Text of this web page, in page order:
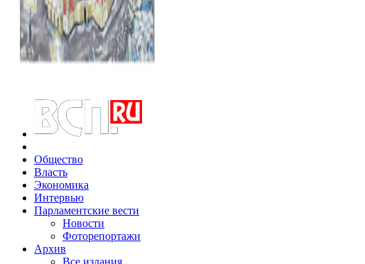
Общество
Власть
Экономика
Интервью
Парламентские вести
Новости
Фоторепортажи
Архив
Все издания